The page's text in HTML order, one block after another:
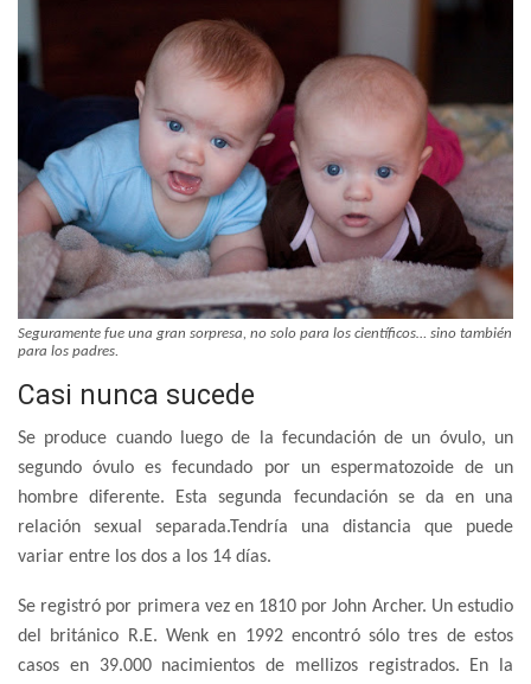
Seguramente fue una gran sorpresa, no solo para los científicos… sino también
para los padres.
Casi nunca sucede
Se produce cuando luego de la fecundación de un óvulo, un
segundo óvulo es fecundado por un espermatozoide de un
hombre diferente. Esta segunda fecundación se da en una
relación sexual separada.Tendría una distancia que puede
variar entre los dos a los 14 días.
Se registró por primera vez en 1810 por John Archer. Un estudio
del británico R.E. Wenk en 1992 encontró sólo tres de estos
casos en 39.000 nacimientos de mellizos registrados. En la